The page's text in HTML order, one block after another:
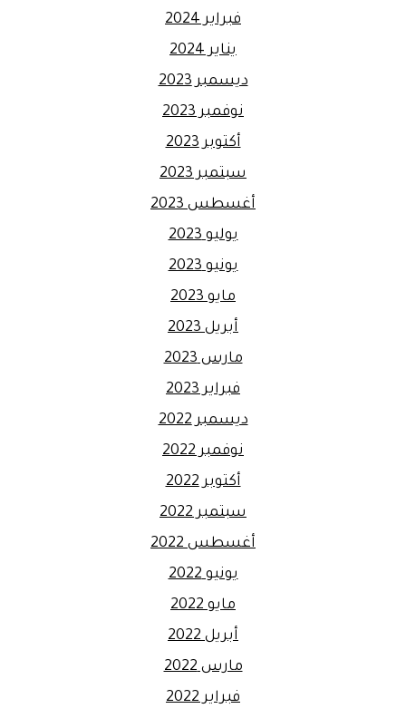
فبراير 2024
يناير 2024
ديسمبر 2023
نوفمبر 2023
أكتوبر 2023
سبتمبر 2023
أغسطس 2023
يوليو 2023
يونيو 2023
مايو 2023
أبريل 2023
مارس 2023
فبراير 2023
ديسمبر 2022
نوفمبر 2022
أكتوبر 2022
سبتمبر 2022
أغسطس 2022
يونيو 2022
مايو 2022
أبريل 2022
مارس 2022
فبراير 2022